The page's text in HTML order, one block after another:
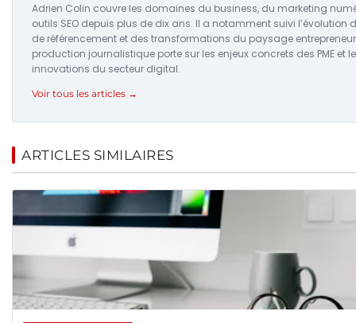
Adrien Colin couvre les domaines du business, du marketing
outils SEO depuis plus de dix ans. Il a notamment suivi l’évolution
de référencement et des transformations du paysage
production journalistique porte sur les enjeux concrets des PME et
innovations du secteur digital.
Voir tous les articles →
ARTICLES SIMILAIRES